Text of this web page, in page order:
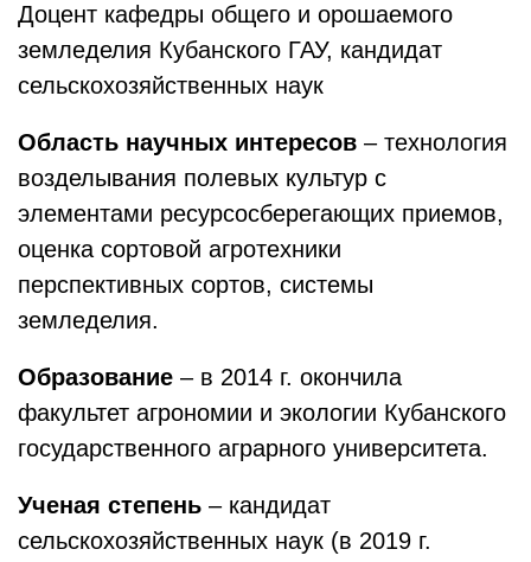
Доцент кафедры общего и орошаемого
земледелия Кубанского ГАУ, кандидат
сельскохозяйственных наук
Область научных интересов – технология
возделывания полевых культур с
элементами ресурсосберегающих приемов,
оценка сортовой агротехники
перспективных сортов, системы
земледелия.
Образование – в 2014 г. окончила
факультет агрономии и экологии Кубанского
государственного аграрного университета.
Ученая степень – кандидат
сельскохозяйственных наук (в 2019 г.